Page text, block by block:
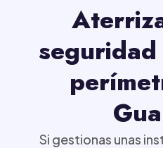
Si gestionas unas